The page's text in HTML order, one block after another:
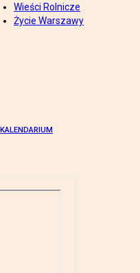
Wieści Rolnicze
Życie Warszawy
KALENDARIUM